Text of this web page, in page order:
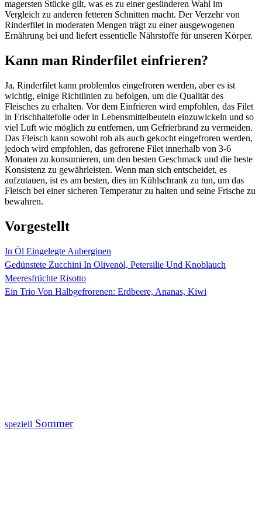
magersten Stücke gilt, was es zu einer gesünderen Wahl im
Vergleich zu anderen fetteren Schnitten macht. Der Verzehr von
Rinderfilet in moderaten Mengen trägt zu einer ausgewogenen
Ernährung bei und liefert essentielle Nährstoffe für unseren Körper.
Kann man Rinderfilet einfrieren?
Ja, Rinderfilet kann problemlos eingefroren werden, aber es ist
wichtig, einige Richtlinien zu befolgen, um die Qualität des
Fleisches zu erhalten. Vor dem Einfrieren wird empfohlen, das Filet
in Frischhaltefolie oder in Lebensmittelbeuteln einzuwickeln und so
viel Luft wie möglich zu entfernen, um Gefrierbrand zu vermeiden.
Das Fleisch kann sowohl roh als auch gekocht eingefroren werden,
jedoch wird empfohlen, das gefrorene Filet innerhalb von 3-6
Monaten zu konsumieren, um den besten Geschmack und die beste
Konsistenz zu gewährleisten. Wenn man sich entscheidet, es
aufzutauen, ist es am besten, dies im Kühlschrank zu tun, um das
Fleisch bei einer sicheren Temperatur zu halten und seine Frische zu
bewahren.
Vorgestellt
In Öl Eingelegte Auberginen
Gedünstete Zucchini In Olivenöl, Petersilie Und Knoblauch
Meeresfrüchte Risotto
Ein Trio Von Halbgefrorenen: Erdbeere, Ananas, Kiwi
speziell Sommer